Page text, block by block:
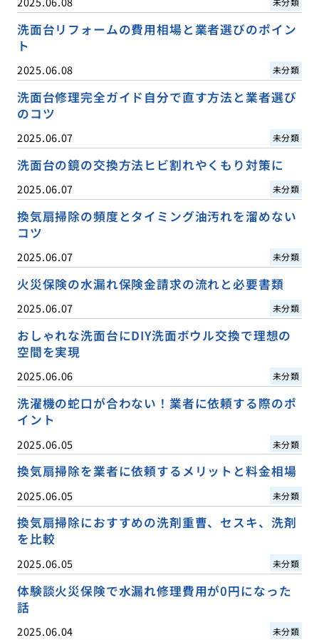
洗面台リフォームの費用相場と業者選びのポイン
ト
2025.06.08 未分類
洗面台修理完全ガイド自分で直す方法と業者選び
のコツ
2025.06.07 未分類
洗面台の鏡の交換方法ヒビ割れやくもり対策に
2025.06.07 未分類
換気扇掃除の頻度とタイミング油汚れを溜めない
コツ
2025.06.07 未分類
火災保険の水漏れ保険金請求の流れと必要書類
2025.06.07 未分類
おしゃれな洗面台にDIY洗面ボウル交換で理想の
空間を実現
2025.06.06 未分類
洗濯機の蛇口が合わない！業者に依頼する際のポ
イント
2025.06.05 未分類
換気扇掃除を業者に依頼するメリットと料金相場
2025.06.05 未分類
換気扇掃除におすすめの洗剤重曹、セスキ、洗剤
を比較
2025.06.05 未分類
体験談火災保険で水漏れ修理費用が0円になった
話
2025.06.04 未分類